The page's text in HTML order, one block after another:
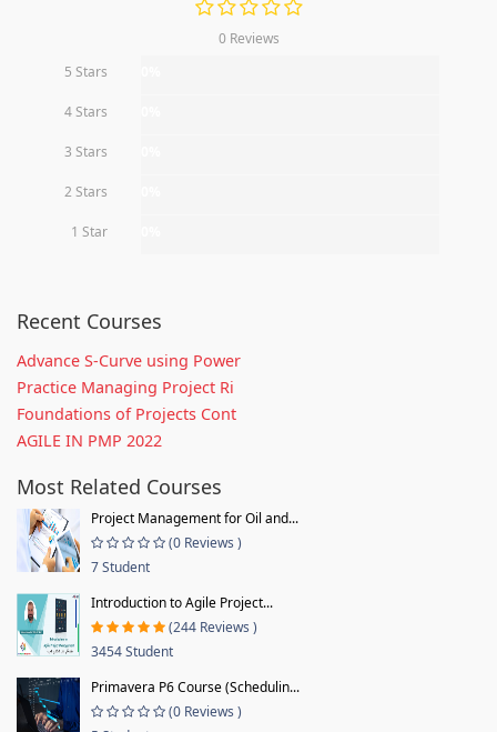
0 Reviews
5 Stars
4 Stars
3 Stars
2 Stars
1 Star
Recent Courses
Advance S-Curve using Power
Practice Managing Project Ri
Foundations of Projects Cont
AGILE IN PMP 2022
Most Related Courses
Project Management for Oil and...
(0 Reviews )
7 Student
Introduction to Agile Project...
(244 Reviews )
3454 Student
Primavera P6 Course (Schedulin...
(0 Reviews )